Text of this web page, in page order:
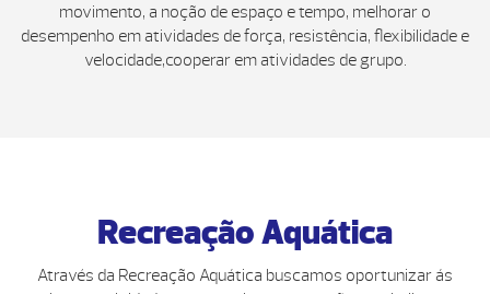
movimento, a noção de espaço e tempo, melhorar o
desempenho em atividades de força, resistência, flexibilidade e
velocidade,cooperar em atividades de grupo.
Recreação Aquática
Através da Recreação Aquática buscamos oportunizar ás